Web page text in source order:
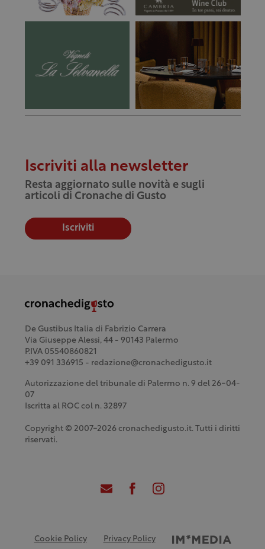
Iscriviti alla newsletter
Resta aggiornato sulle novità e sugli
articoli di Cronache di Gusto
Iscriviti
De Gustibus Italia di Fabrizio Carrera
Via Giuseppe Alessi, 44 - 90143 Palermo
P.IVA 05540860821
+39 091 336915 - redazione@cronachedigusto.it
Autorizzazione del tribunale di Palermo n. 9 del 26-04-
07
Iscritta al ROC col n. 32897
Copyright © 2007-2026 cronachedigusto.it. Tutti i diritti
riservati.
Cookie Policy Privacy Policy Credits